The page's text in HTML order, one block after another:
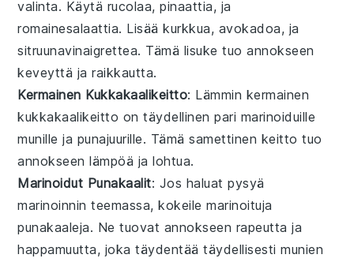
valinta. Käytä rucolaa,pinaattia, ja
romainesalaattia. Lisääkurkkua, avokadoa, ja
sitruunavinaigrettea. Tämä lisuke tuo annokseen
keveyttä jaraikkautta.
Kermainen Kukkakaalikeitto: Lämmin kermainen
kukkakaalikeitto on täydellinen pari marinoiduille
munille ja punajuurille. Tämäsamettinen keitto tuo
annokseenlämpöä jalohtua.
Marinoidut Punakaalit: Jos haluat pysyä
marinoinnin teemassa, kokeilemarinoituja
punakaaleja. Ne tuovat annokseen rapeutta ja
happamuutta, joka täydentää täydellisestimunien